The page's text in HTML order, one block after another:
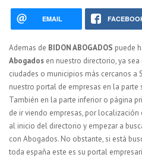
EMAIL
Ademas de BIDON ABOGADOS puede
Abogados en nuestro directorio, ya
ciudades o municipios más cercanos a
nuestro portal de empresas en la parte
También en la parte inferior o página
de ir viendo empresas, por localización
al inicio del directorio y empezar a
con Abogados. No obstante, si está
toda españa este es su portal